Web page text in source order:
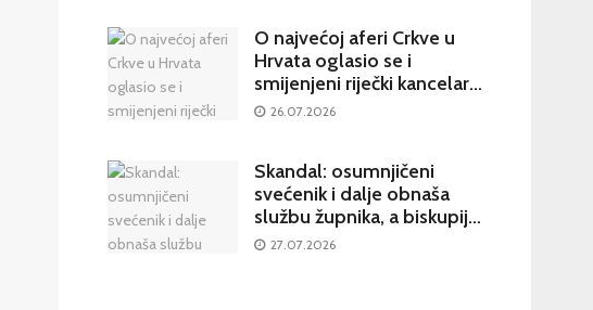
O najvećoj aferi Crkve u
Hrvata oglasio se i
smijenjeni riječki kancelar:
kultura šutnje stvara nove
26.07.2026
Skandal: osumnjičeni
svećenik i dalje obnaša
službu župnika, a biskupija
priopćila da je sve
27.07.2026